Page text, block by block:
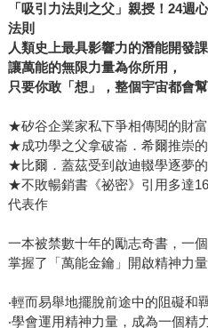
「吸引力法則之父」親授！24週
法則
人類史上最具影響力的潛能開發課
讓萬能的無限力量為你所用，
只要你敢「想」，整個宇宙都會
★矽谷企業家私下爭相傳閱的財
★成功學之父拿破崙．希爾推崇
★比爾．蓋茲受到啟迪輟學逐夢
★不敗暢銷書《祕密》引用多達
代表作
一本被禁數十年的勵志奇書，一
掌握了「萬能金鑰」開啟精神力
‧輕而易舉地擺脫前途中的阻礙和
‧學會運用精神力量，成為一個精